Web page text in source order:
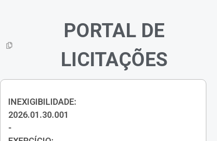
PORTAL DE
LICITAÇÕES
INEXIGIBILIDADE:
2026.01.30.001
-